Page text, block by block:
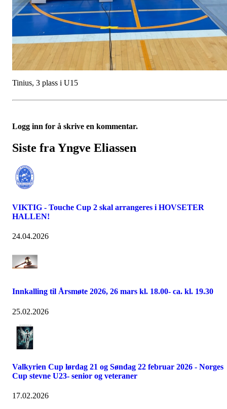
Tinius, 3 plass i U15
Logg inn for å skrive en kommentar.
Siste fra Yngve Eliassen
VIKTIG - Touche Cup 2 skal arrangeres i HOVSETER
HALLEN!
24.04.2026
Innkalling til Årsmøte 2026, 26 mars kl. 18.00- ca. kl. 19.30
25.02.2026
Valkyrien Cup lørdag 21 og Søndag 22 februar 2026 - Norges
Cup stevne U23- senior og veteraner
17.02.2026